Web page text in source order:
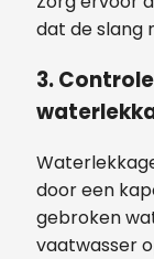
dat de slang
3.
door een
gebroken
vaatwasser